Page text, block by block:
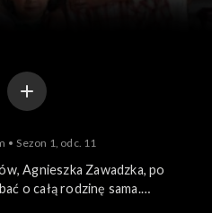
Sezon 1, odc. 11
Agnieszka Zawadzka, po
o całą rodzinę sama.
do siebie i miał ogromne